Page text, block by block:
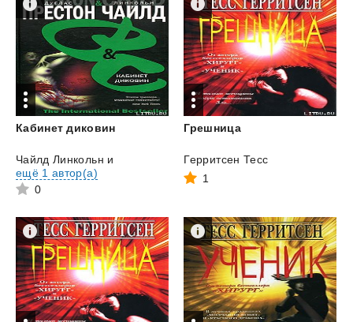
Кабинет диковин
Чайлд Линкольн и
ещё 1 автор(а)
0
Грешница
Герритсен Тесс
1